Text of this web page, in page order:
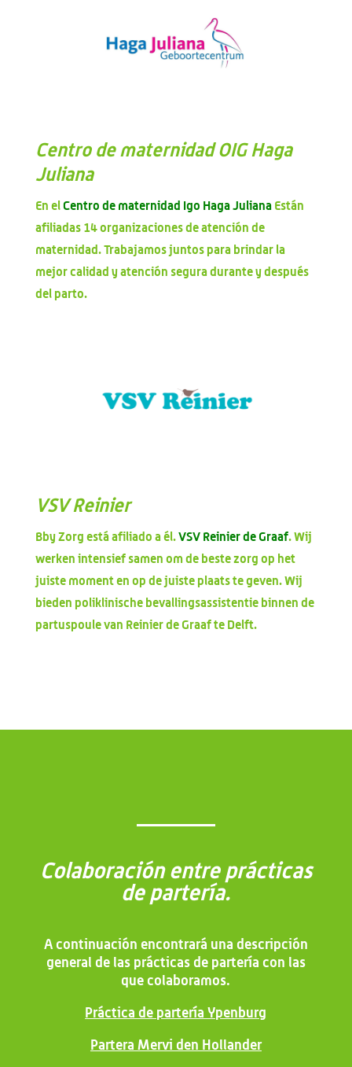
Centro de maternidad OIG Haga
Juliana
En elCentro de maternidad Igo Haga JulianaEstán
afiliadas 14 organizaciones de atención de
maternidad. Trabajamos juntos para brindar la
mejor calidad y atención segura durante y después
del parto.
VSV Reinier
Bby Zorg está afiliado a él.VSV Reinier de Graaf. Wij
werken intensief samen om de beste zorg op het
juiste moment en op de juiste plaats te geven. Wij
bieden poliklinische bevallingsassistentie binnen de
partuspoule van Reinier de Graaf te Delft.
Colaboración entre prácticas
de partería.
A continuación encontrará una descripción
general de las prácticas de partería con las
que colaboramos.
Práctica de partería Ypenburg
Partera Mervi den Hollander